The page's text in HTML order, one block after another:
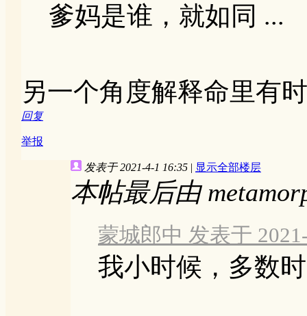
爹妈是谁，就如同 ...
另一个角度解释命里有
回复
举报
发表于 2021-4-1 16:35 | 显示全部楼层
本帖最后由
蒙城郎中 发表于
我小时候，多数